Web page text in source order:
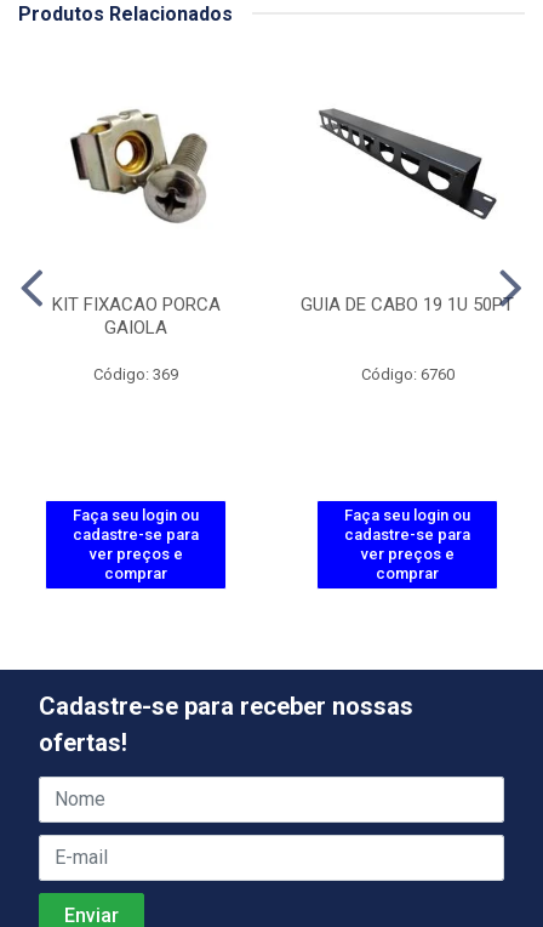
Produtos Relacionados
KIT FIXACAO PORCA
GAIOLA
Código: 369
Faça seu login ou
cadastre-se para
ver preços e
comprar
GUIA DE CABO 19 1U 50PT
Código: 6760
Faça seu login ou
cadastre-se para
ver preços e
comprar
Cadastre-se para receber nossas
ofertas!